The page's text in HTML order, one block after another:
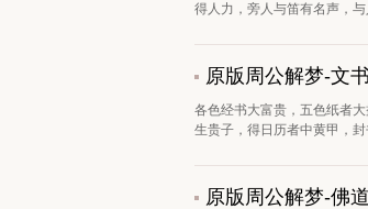
得人力，旁人与笛有名声，
原版周公解梦-文
各色经书大富贵，五色纸者
生贵子，得日历者中黄甲，
原版周公解梦-佛